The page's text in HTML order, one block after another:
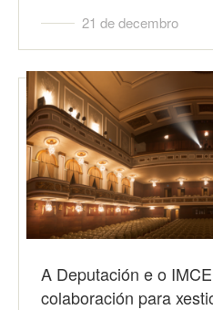
21 de decembro
A Deputación e o
colaboración para